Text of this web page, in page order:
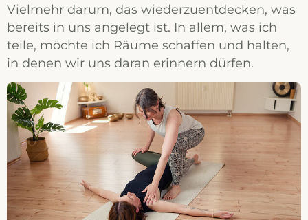
Vielmehr darum, das wiederzuentdecken, was
bereits in uns angelegt ist. In allem, was ich
teile, möchte ich Räume schaffen und halten,
in denen wir uns daran erinnern dürfen.